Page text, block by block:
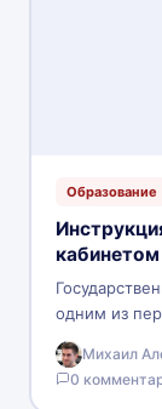
Образование
одним из
расположен
Михаил
0